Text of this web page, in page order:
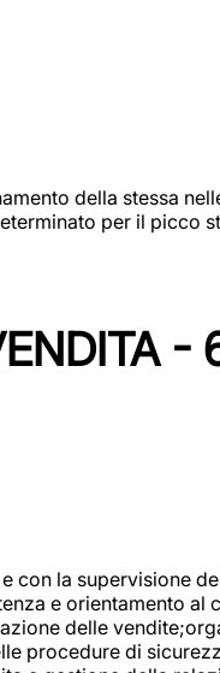
della stessa
per il picco
-
con la supervisione
e orientamento
delle
procedure di